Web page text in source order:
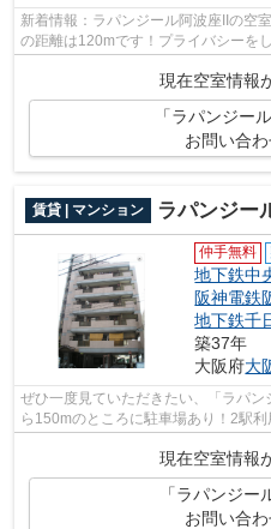
新着情報：ラパンジール阿波座IIの空
の距離は120mです！プライバシーを
現在空室情報
「ラパンジー
お問い合
賃貸 | マンション ラパンジー
仲手無料
地下鉄中
阪神電鉄
地下鉄千
築37年
大阪府大
ぜひ一度見ていただきたい、「ラパ
ら150mのところに駐車場あり！2駅
現在空室情報
「ラパンジー
お問い合